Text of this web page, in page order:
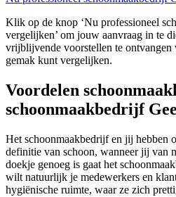
Klik op de knop ‘Nu professioneel
vergelijken’ om jouw aanvraag in te
vrijblijvende voorstellen te ontvangen
gemak kunt vergelijken.
Voordelen
schoonmaakbedrijf
Het schoonmaakbedrijf en jij hebben
definitie van schoon, wanneer jij van
doekje genoeg is gaat het
wilt natuurlijk je medewerkers en
hygiënische ruimte, waar ze zich